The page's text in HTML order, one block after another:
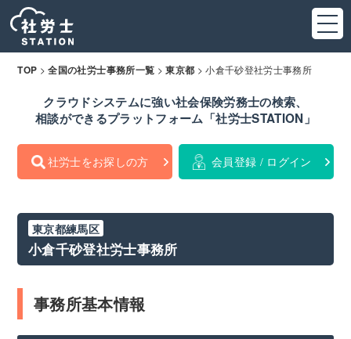
TOP >全国の社労士事務所一覧 >東京都 >小倉千砂登社労士事務所
クラウドシステムに強い社会保険労務士の検索、
相談ができるプラットフォーム「社労士STATION」
社労士をお探しの方 会員登録 / ログイン
東京都練馬区
小倉千砂登社労士事務所
事務所基本情報